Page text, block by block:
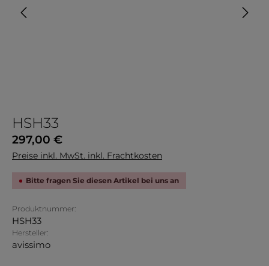
HSH33
Regulärer Preis:
297,00 €
Preise inkl. MwSt. inkl. Frachtkosten
Bitte fragen Sie diesen Artikel bei uns an
Produktnummer:
HSH33
Hersteller:
avissimo